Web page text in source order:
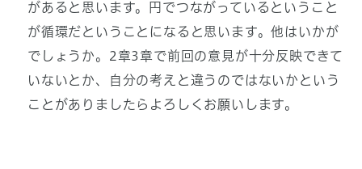
があると思います。円でつながっているということ
が循環だということになると思います。他はいかが
でしょうか。2章3章で前回の意見が十分反映できて
いないとか、自分の考えと違うのではないかという
ことがありましたらよろしくお願いします。